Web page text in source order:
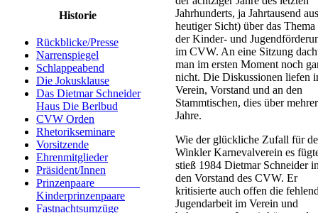
Historie
Rückblicke/Presse
Narrenspiegel
Schlappeabend
Die Jokusklause
Das Dietmar Schneider
Haus Die Berlbud
CVW Orden
Rhetorikseminare
Vorsitzende
Ehrenmitglieder
Präsident/Innen
Prinzenpaare
Kinderprinzenpaare
Fastnachtsumzüge
Jahrhunderts, ja Jahrtausend aus
heutiger Sicht) über das Thema
der Kinder- und
im CVW. An eine Sitzung
man im ersten Moment noch
nicht. Die Diskussionen liefen
Verein, Vorstand und an den
Stammtischen, dies über
Jahre.
Wie der glückliche Zufall für
Winkler Karnevalverein es
stieß 1984 Dietmar Schneider
den Vorstand des CVW. Er
kritisierte auch offen die
Jugendarbeit im Verein und